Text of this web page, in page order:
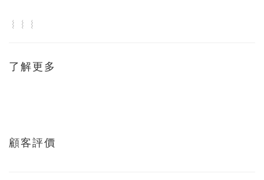
︴︴︴
了解更多
顧客評價